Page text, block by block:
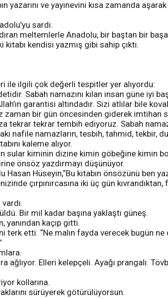
yazarını ve yayınevini kısa zamanda
sardı.
meltemlerle Anadolu, bir baştan bir
kitabı kendisi yazmış gibi sahip çıktı.
ile ilgili çok değerli tespitler yer alıyordu:
Sabah namazını kılan insan güne iyi
garantisi altındadır. Sizi atlılar bile
bir gün öncesinden giderek imtihan
tekrar tekrar tembih ediyoruz. Sabah
nafile namazların, tesbih, tahmid, tekbir,
kaleme alıyor.
sular kiminin dizine kimin göbeğine kimin
önsöz yazdırmayı düşünüyor.
Hüseyin,“Bu kitabın önsözünü ben
çırpınırcasına iki üç gün
Bir mil kadar başına yaklaştı güneş.
yanından kaçıp gitti.
terk etti. “Ne malın fayda verecek bugün ne
ağlıyor. Elleri kelepçeli. Ayağı prangalı.
kollarına.
sürüyerek götürülüyorsun.